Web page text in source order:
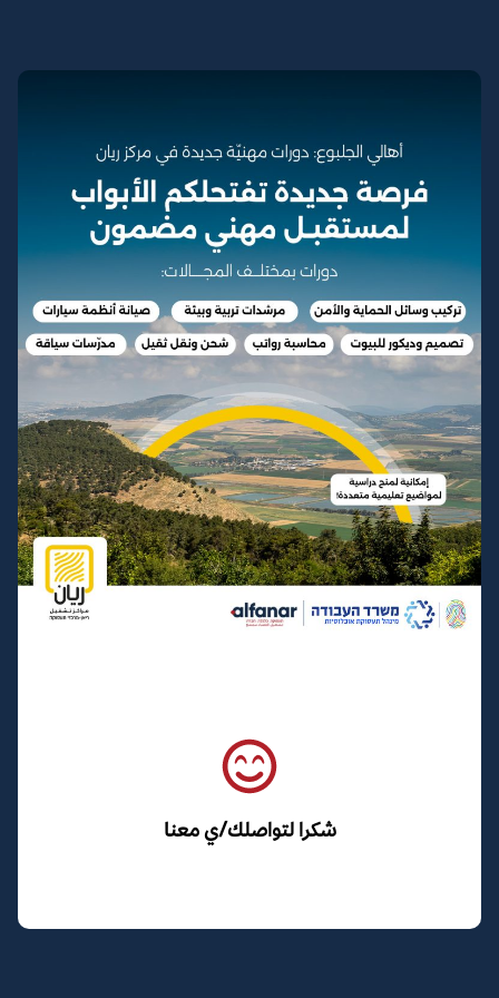
شكرا لتواصلك/ي معنا